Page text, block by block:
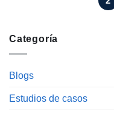
Categoría
Blogs
Estudios de casos